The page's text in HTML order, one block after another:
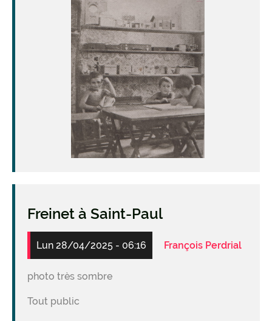
Freinet à Saint-Paul
Lun 28/04/2025 - 06:16 François Perdrial
photo très sombre
Tout public